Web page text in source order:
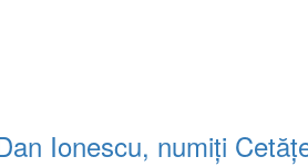
Ionescu, numiți